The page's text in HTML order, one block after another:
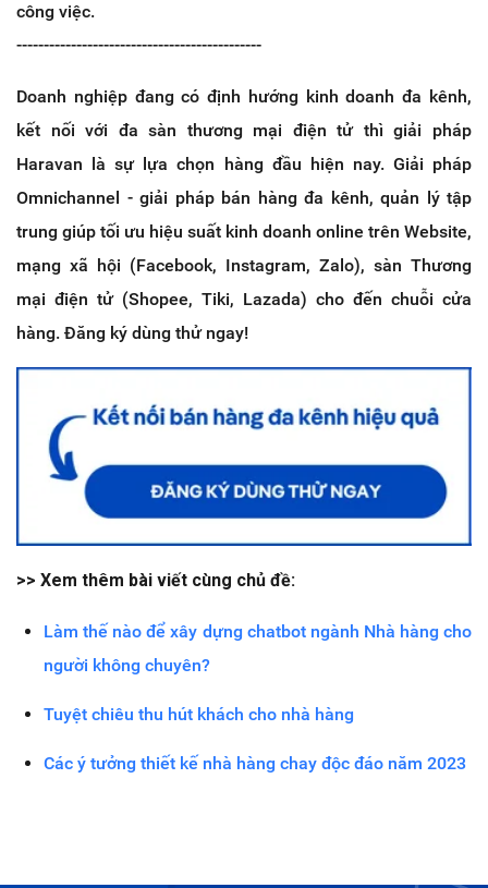
công việc.
---------------------------------------------
Doanh nghiệp đang có định hướng kinh doanh đa kênh,
kết nối với đa sàn thương mại điện tử thì giải pháp
Haravan là sự lựa chọn hàng đầu hiện nay. Giải pháp
Omnichannel - giải pháp bán hàng đa kênh, quản lý tập
trung giúp tối ưu hiệu suất kinh doanh online trên Website,
mạng xã hội (Facebook, Instagram, Zalo), sàn Thương
mại điện tử (Shopee, Tiki, Lazada) cho đến chuỗi cửa
hàng. Đăng ký dùng thử ngay!
>> Xem thêm bài viết cùng chủ đề:
Làm thế nào để xây dựng chatbot ngành Nhà hàng cho
người không chuyên?
Tuyệt chiêu thu hút khách cho nhà hàng
Các ý tưởng thiết kế nhà hàng chay độc đáo năm 2023